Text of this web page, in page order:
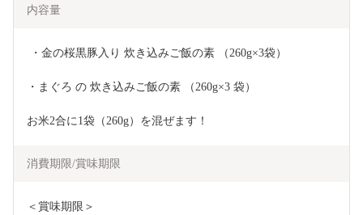
内容量
・金の桜黒豚入り 炊き込みご飯の素 （260g×3袋）
・まぐろ の 炊き込みご飯の素 （260g×3 袋）
お米2合に1袋（260g）を混ぜます！
消費期限/賞味期限
＜賞味期限＞